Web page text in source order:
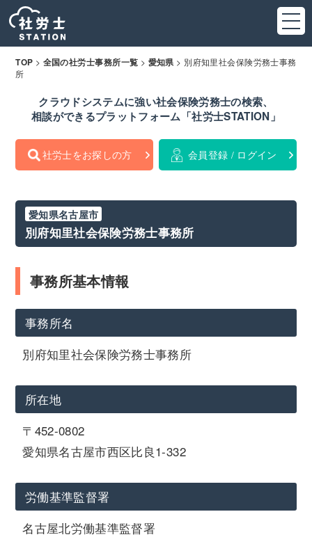
TOP > 全国の社労士事務所一覧 > 愛知県 > 別府知里社会保険労務士事務
所
クラウドシステムに強い社会保険労務士の検索、
相談ができるプラットフォーム「社労士STATION」
社労士をお探しの方 会員登録 / ログイン
愛知県名古屋市
別府知里社会保険労務士事務所
事務所基本情報
事務所名
別府知里社会保険労務士事務所
所在地
〒452-0802
愛知県名古屋市西区比良1-332
労働基準監督署
名古屋北労働基準監督署